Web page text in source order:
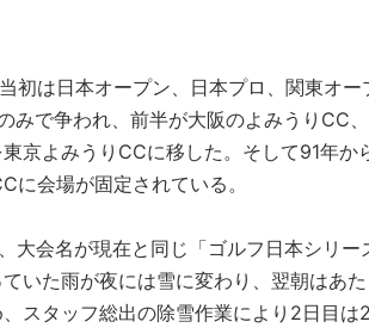
初は日本オープン、日本プロ、関東オ
みで争われ、前半が大阪のよみうりCC
京よみうりCCに移した。そして91年
会場が固定されている。
大会名が現在と同じ「ゴルフ日本シリ
いた雨が夜には雪に変わり、翌朝はあ
スタッフ総出の除雪作業により2日目